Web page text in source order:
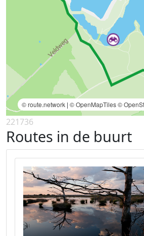
© route.network | © OpenMapTiles©
221736
Routes in de buurt